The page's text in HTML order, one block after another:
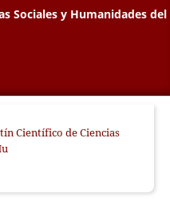
Sociales y Humanidades del
Científico de Ciencias